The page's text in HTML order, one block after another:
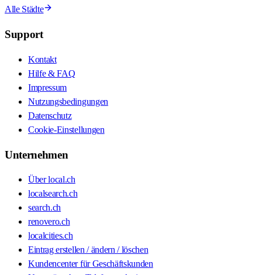
Alle Städte
Support
Kontakt
Hilfe & FAQ
Impressum
Nutzungsbedingungen
Datenschutz
Cookie-Einstellungen
Unternehmen
Über local.ch
localsearch.ch
search.ch
renovero.ch
localcities.ch
Eintrag erstellen / ändern / löschen
Kundencenter für Geschäftskunden